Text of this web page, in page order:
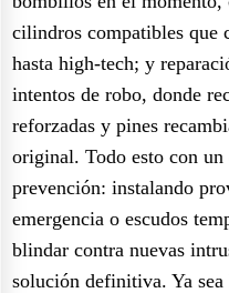
cilindros compatibles que
hasta high-tech; y
intentos de robo, donde
reforzadas y pines
original. Todo esto con
prevención: instalando
emergencia o escudos
blindar contra nuevas
solución definitiva. Ya